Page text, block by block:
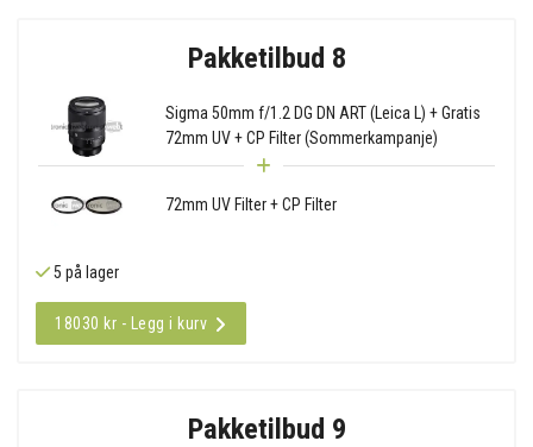
Pakketilbud 8
Sigma 50mm f/1.2 DG DN ART (Leica L) + Gratis
72mm UV + CP Filter (Sommerkampanje)
72mm UV Filter + CP Filter
5 på lager
18030 kr - Legg i kurv
Pakketilbud 9